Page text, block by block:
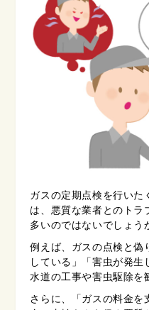
ガスの定期点検を行いた
は、悪質な業者とのトラ
多いのではないでしょう
例えば、ガスの点検と偽
している」「害虫が発生
水道の工事や害虫駆除を
さらに、「ガスの料金を